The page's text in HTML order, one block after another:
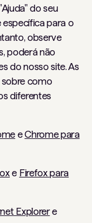
do seu
para o
observe
poderá não
do nosso site. As
como
diferentes
eChrome para
e Firefox para
Explorere